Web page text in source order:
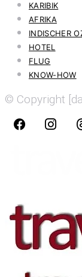
KARIBIK
AFRIKA
INDISCHER
HOTEL
FLUG
KNOW-HOW
© Copyright